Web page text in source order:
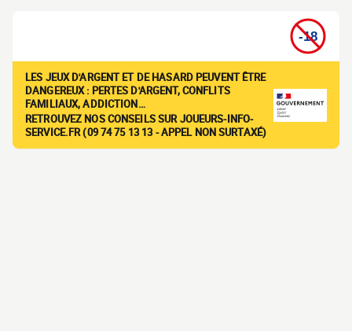
LES JEUX D'ARGENT ET DE HASARD PEUVENT ÊTRE
DANGEREUX : PERTES D'ARGENT, CONFLITS
FAMILIAUX, ADDICTION…
RETROUVEZ NOS CONSEILS SUR JOUEURS-INFO-
SERVICE.FR (09 74 75 13 13 - APPEL NON SURTAXÉ)